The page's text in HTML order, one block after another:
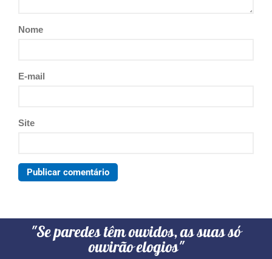
Nome
E-mail
Site
"Se paredes têm ouvidos, as suas só
ouvirão elogios"